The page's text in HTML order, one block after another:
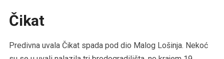
Čikat
Predivna uvala Čikat spada pod dio Malog Lošinja. Nekoć